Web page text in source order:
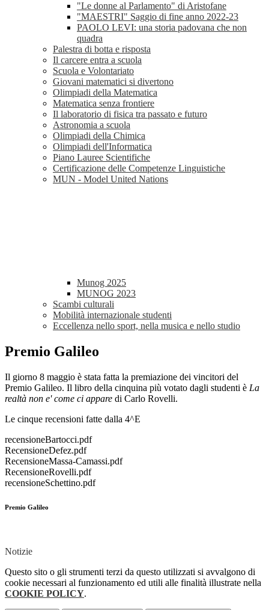
"Le donne al Parlamento" di Aristofane
"MAESTRI" Saggio di fine anno 2022-23
PAOLO LEVI: una storia padovana che non
quadra
Palestra di botta e risposta
Il carcere entra a scuola
Scuola e Volontariato
Giovani matematici si divertono
Olimpiadi della Matematica
Matematica senza frontiere
Il laboratorio di fisica tra passato e futuro
Astronomia a scuola
Olimpiadi della Chimica
Olimpiadi dell'Informatica
Piano Lauree Scientifiche
Certificazione delle Competenze Linguistiche
MUN - Model United Nations
Munog 2025
MUNOG 2023
Scambi culturali
Mobilità internazionale studenti
Eccellenza nello sport, nella musica e nello studio
Premio Galileo
Il giorno 8 maggio è stata fatta la premiazione dei vincitori del
Premio Galileo. Il libro della cinquina più votato dagli studenti è La
realtà non e' come ci appare di Carlo Rovelli.
Le cinque recensioni fatte dalla 4^E
recensioneBartocci.pdf
RecensioneDefez.pdf
RecensioneMassa-Camassi.pdf
RecensioneRovelli.pdf
recensioneSchettino.pdf
Premio Galileo
Notizie
Questo sito o gli strumenti terzi da questo utilizzati si avvalgono di
cookie necessari al funzionamento ed utili alle finalità illustrate nella
COOKIE POLICY.